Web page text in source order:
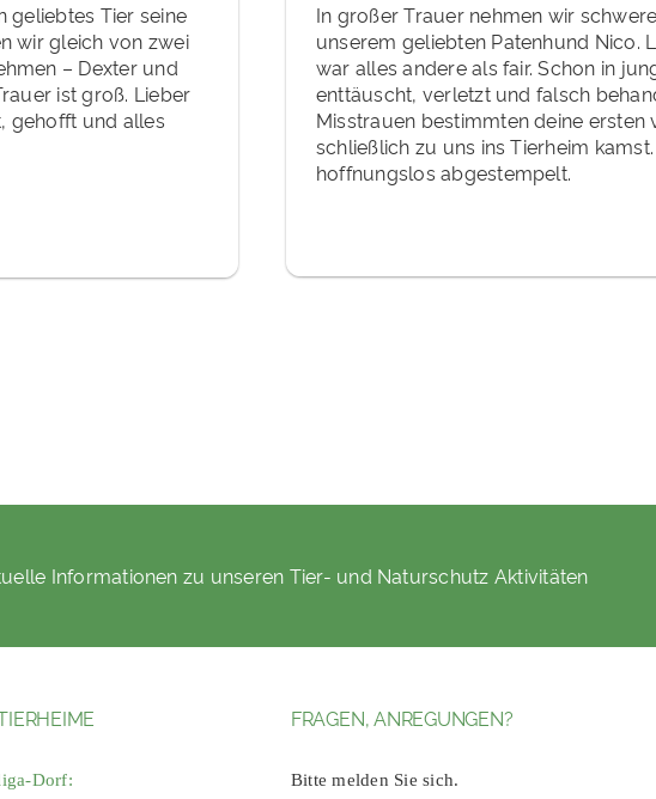
geliebtes Tier seine
wir gleich von zwei
– Dexter und
ist groß. Lieber
gehofft und alles
In großer Trauer nehmen wir
unserem geliebten Patenhund Nico.
war alles andere als fair. Schon in
enttäuscht, verletzt und falsch
Misstrauen bestimmten deine ersten
schließlich zu uns ins Tierheim
hoffnungslos abgestempelt.
Informationen zu unseren Tier- und Naturschutz Aktivitäten
Dorf:
FRAGEN, ANREGUNGEN?
Bitte melden Sie sich.